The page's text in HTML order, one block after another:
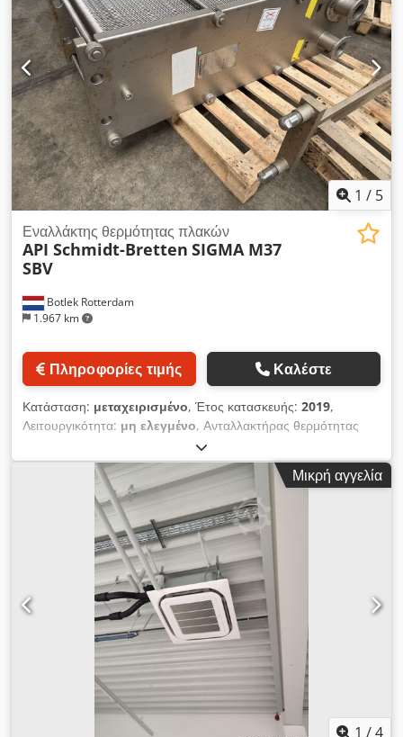
1 / 5
Botlek Rotterdam
1.967 km
Εναλλάκτης θερμότητας πλακών
API Schmidt-Bretten SIGMA M37
SBV
Πληροφορίες τιμής Καλέστε
Κατάσταση: μεταχειρισμένο, Έτος κατασκευής: 2019,
Λειτουργικότητα: μη ελεγμένο, Ανταλλακτήρας θερμότητας
πλακών API Heat Transfer SIGMA M37 SBV, σε καλή
βιομηχανική κατάσταση. Τεχνικά χαρακτηριστικά:
Κατασκευαστής: API Schmidt-Bretten GmbH & Co. KG
Μάρκα: API Heat Transfer Μοντέλο: SIGMA M37 SBV Έτος
κατασκευής: 2019 Μέγιστη πίεση λειτουργίας: 10 bar
Dodpfezrnfcsx Akbjck Θερμοκρασία λειτουργίας: 0–120°C
Ανθεκτικός ανταλλακτήρας θερμότητας πλακών από
ανοξείδωτο ατσάλι Κατάλληλος για βιομηχανικές εφαρμογές
Πλήρες πλαίσιο με σετ πλακών και βίδες σύσφιξης Η μονάδα
προσφέρεται ως αφαιρεθείσα από την ενεργό χρήση. Πωλείται
στην υπάρχουσα κατάσταση, στην τοποθεσία που βρίσκεται,
χωρίς καμία εγγύηση. Όροι παράδοσης: EXW Ρότερνταμ,
Ολλανδία, με φόρτωση στο δικό σας φορτηγό. Δυνατότητα
επιθεώρησης κατόπιν συνεννόησης.
Μικρή αγγελία
1 /4